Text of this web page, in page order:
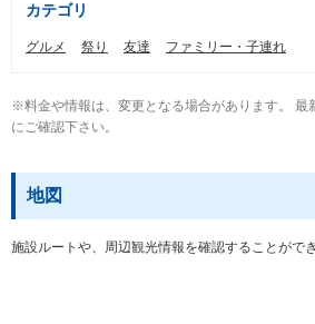
カテゴリ
グルメ 祭り 友達 ファミリー・子連れ
※料金や情報は、変更となる場合があります。 最
にご確認下さい。
地図
施設ルートや、周辺観光情報を確認することができ